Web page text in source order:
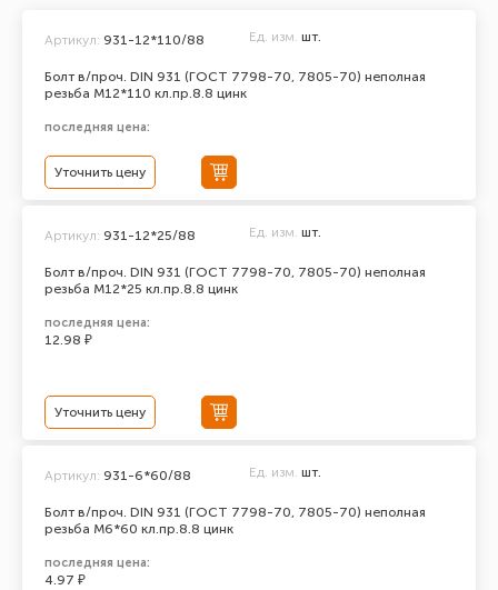
Болт в/проч. DIN 931 (ГОСТ 7798-70, 7805-70) неполная
резьба М12*110 кл.пр.8.8 цинк
Артикул: 931-12*110/88 Ед. изм. шт.
последняя цена:
Уточнить цену
Болт в/проч. DIN 931 (ГОСТ 7798-70, 7805-70) неполная
резьба М12*25 кл.пр.8.8 цинк
Артикул: 931-12*25/88 Ед. изм. шт.
последняя цена:
12.98 ₽
Уточнить цену
Болт в/проч. DIN 931 (ГОСТ 7798-70, 7805-70) неполная
резьба М6*60 кл.пр.8.8 цинк
Артикул: 931-6*60/88 Ед. изм. шт.
последняя цена:
4.97 ₽